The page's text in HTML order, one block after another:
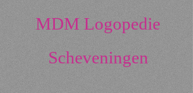
MDM Logopedie
Scheveningen